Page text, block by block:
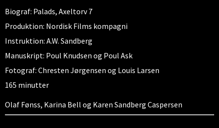
Biograf: Palads, Axeltorv 7
Produktion: Nordisk Films kompagni
Instruktion: A.W. Sandberg
Manuskript: Poul Knudsen og Poul Ask
Fotograf: Chresten Jørgensen og Louis Larsen
165 minutter
Olaf Fønss, Karina Bell og Karen Sandberg Caspersen